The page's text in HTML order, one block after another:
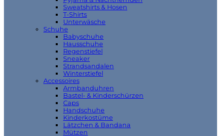
Sweatshirts & Hosen
T-Shirts
Unterwäsche
Schuhe
Babyschuhe
Hausschuhe
Regenstiefel
Sneaker
Strandsandalen
Winterstiefel
Accessoires
Armbanduhren
Bastel- & Kinderschürzen
Caps
Handschuhe
Kinderkostüme
Lätzchen & Bandana
Mützen